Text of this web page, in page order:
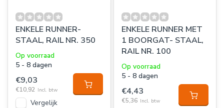
ENKELE RUNNER-
STAAL, RAIL NR. 350
Op voorraad
5 - 8 dagen
€9,03
€10,92 Incl. btw
Vergelijk
ENKELE RUNNER MET
1 BOORGAT- STAAL,
RAIL NR. 100
Op voorraad
5 - 8 dagen
€4,43
€5,36 Incl. btw